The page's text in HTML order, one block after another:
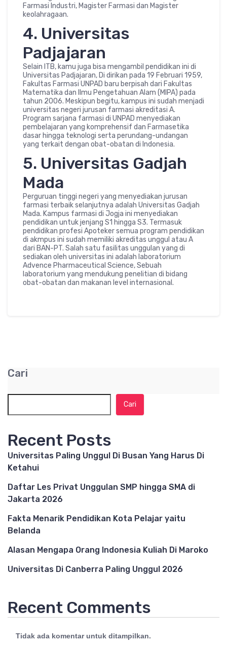
Farmasi Industri, Magister Farmasi dan Magister
keolahragaan.
4. Universitas
Padjajaran
Selain ITB, kamu juga bisa mengambil pendidikan ini di
Universitas Padjajaran, Di dirikan pada 19 Februari 1959,
Fakultas Farmasi UNPAD baru berpisah dari Fakultas
Matematika dan Ilmu Pengetahuan Alam (MIPA) pada
tahun 2006. Meskipun begitu, kampus ini sudah menjadi
universitas negeri jurusan farmasi akreditasi A.
Program sarjana farmasi di UNPAD menyediakan
pembelajaran yang komprehensif dan Farmasetika
dasar hingga teknologi serta perundang-undangan
yang terkait dengan obat-obatan di Indonesia.
5. Universitas Gadjah
Mada
Perguruan tinggi negeri yang menyediakan jurusan
farmasi terbaik selanjutnya adalah Universitas Gadjah
Mada. Kampus farmasi di Jogja ini menyediakan
pendidikan untuk jenjang S1 hingga S3. Termasuk
pendidikan profesi Apoteker semua program pendidikan
di akmpus ini sudah memiliki akreditas unggul atau A
dari BAN-PT. Salah satu fasilitas unggulan yang di
sediakan oleh universitas ini adalah laboratorium
Advence Pharmaceutical Science, Sebuah
laboratorium yang mendukung penelitian di bidang
obat-obatan dan makanan level internasional.
Cari
Cari
Recent Posts
Universitas Paling Unggul Di Busan Yang Harus Di
Ketahui
Daftar Les Privat Unggulan SMP hingga SMA di
Jakarta 2026
Fakta Menarik Pendidikan Kota Pelajar yaitu
Belanda
Alasan Mengapa Orang Indonesia Kuliah Di Maroko
Universitas Di Canberra Paling Unggul 2026
Recent Comments
Tidak ada komentar untuk ditampilkan.